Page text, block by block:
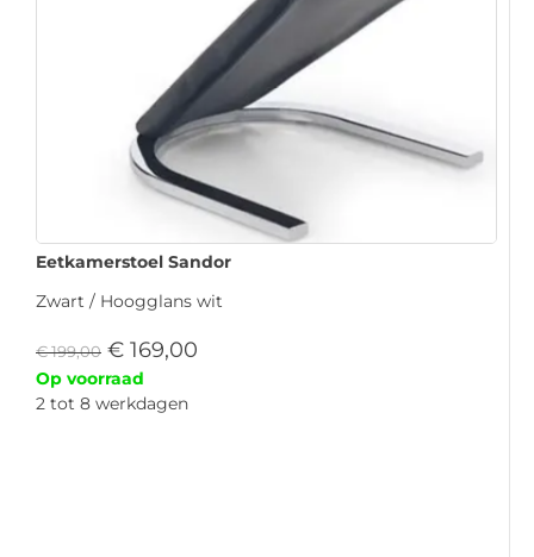
Eetkamerstoel Sandor
Zwart / Hoogglans wit
€199,00 € 169,00
Op voorraad
2 tot 8 werkdagen